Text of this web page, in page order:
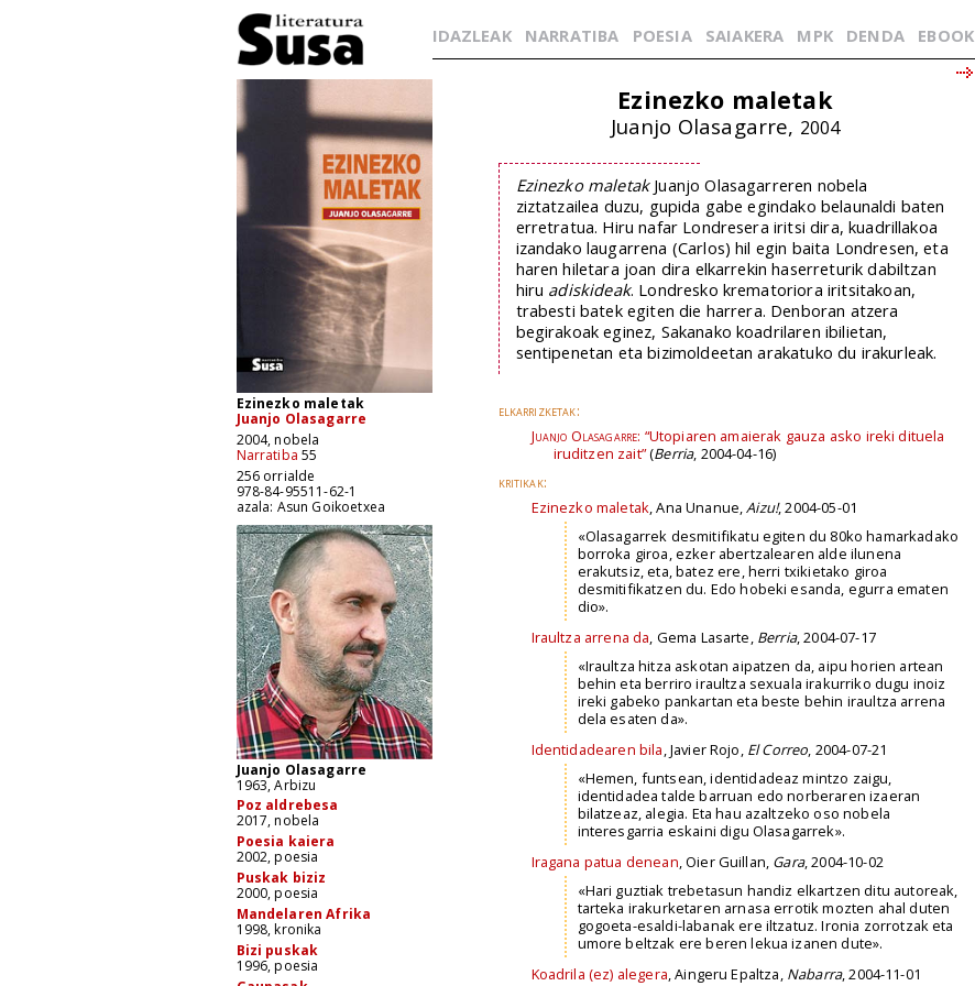
Ezinezko maletak
Juanjo Olasagarre
2004, nobela
Narratiba 55
256 orrialde
978-84-95511-62-1
azala: Asun Goikoetxea
Juanjo Olasagarre
1963, Arbizu
Poz aldrebesa
2017, nobela
Poesia kaiera
2002, poesia
Puskak biziz
2000, poesia
Mandelaren Afrika
1998, kronika
Bizi puskak
1996, poesia
IDAZLEAK NARRATIBA POESIA SAIAKERA MPK DENDA EBOOK
Ezinezko maletak
Juanjo Olasagarre, 2004
Ezinezko maletakJuanjo Olasagarreren nobela
ziztatzailea duzu, gupida gabe egindako belaunaldi baten
erretratua. Hiru nafar Londresera iritsi dira, kuadrillakoa
izandako laugarrena (Carlos) hil egin baita Londresen, eta
haren hiletara joan dira elkarrekin haserreturik dabiltzan
hiru adiskideak. Londresko krematoriora iritsitakoan,
trabesti batek egiten die harrera. Denboran atzera
begirakoak eginez, Sakanako koadrilaren ibilietan,
sentipenetan eta bizimoldeetan arakatuko du irakurleak.
elkarrizketak:
Juanjo Olasagarre: “Utopiaren amaierak gauza asko ireki dituela
iruditzen zait”(Berria, 2004-04-16)
kritikak:
Ezinezko maletak, Ana Unanue,Aizu!, 2004-05-01
«Olasagarrek desmitifikatu egiten du 80ko hamarkadako
borroka giroa, ezker abertzalearen alde ilunena
erakutsiz, eta, batez ere, herri txikietako giroa
desmitifikatzen du. Edo hobeki esanda, egurra ematen
dio».
Iraultza arrena da, Gema Lasarte, Berria, 2004-07-17
«Iraultza hitza askotan aipatzen da, aipu horien artean
behin eta berriro iraultza sexuala irakurriko dugu inoiz
ireki gabeko pankartan eta beste behin iraultza arrena
dela esaten da».
Identidadearen bila, Javier Rojo, El Correo, 2004-07-21
«Hemen, funtsean, identidadeaz mintzo zaigu,
identidadea talde barruan edo norberaren izaeran
bilatzeaz, alegia. Eta hau azaltzeko oso nobela
interesgarria eskaini digu Olasagarrek».
Iragana patua denean, Oier Guillan, Gara, 2004-10-02
«Hari guztiak trebetasun handiz elkartzen ditu autoreak,
tarteka irakurketaren arnasa errotik mozten ahal duten
gogoeta-esaldi-labanak ere iltzatuz. Ironia zorrotzak eta
umore beltzak ere beren lekua izanen dute».
Koadrila (ez) alegera, Aingeru Epaltza, Nabarra, 2004-11-01